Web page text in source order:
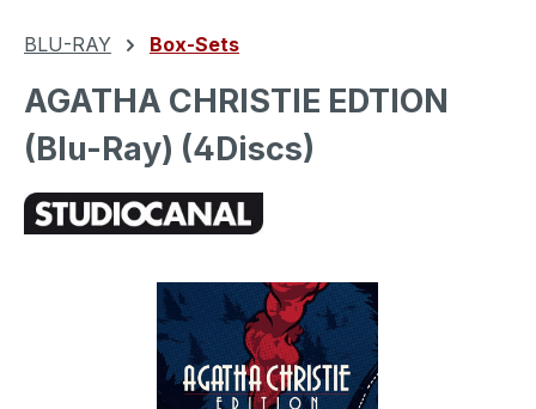
BLU-RAY Box-Sets
AGATHA CHRISTIE EDTION
(Blu-Ray) (4Discs)
Bildergalerie überspringen